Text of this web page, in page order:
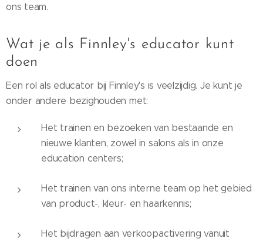
ons team.
Wat je als Finnley's educator kunt
doen
Een rol als educator bij Finnley's is veelzijdig. Je kunt je
onder andere bezighouden met:
Het trainen en bezoeken van bestaande en
nieuwe klanten, zowel in salons als in onze
education centers;
Het trainen van ons interne team op het gebied
van product-, kleur- en haarkennis;
Het bijdragen aan verkoopactivering vanuit